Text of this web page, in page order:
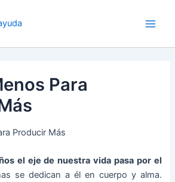
Para
el eje de nuestra vida pasa por el
se dedican a él en cuerpo y alma.